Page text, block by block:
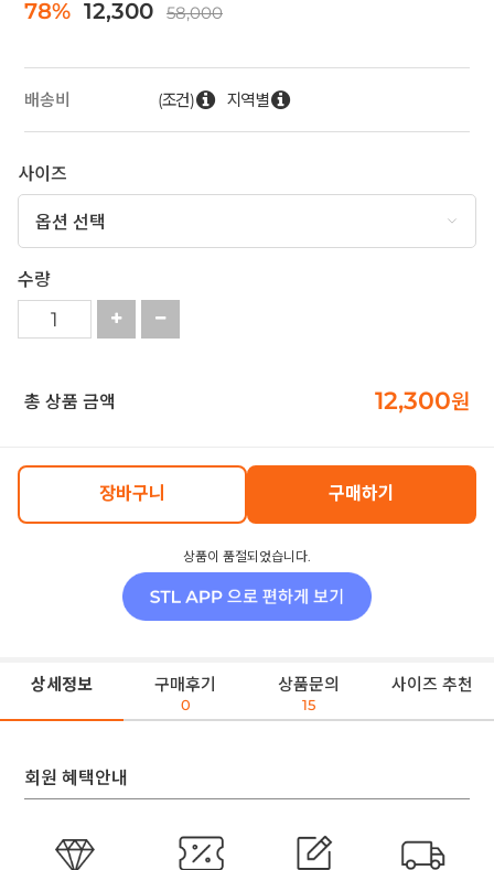
78% 12,300 58,000
배송비 (조건) 지역별
사이즈
수량
총 상품 금액 12,300원
장바구니 구매하기
상품이 품절되었습니다.
상세정보 구매후기
0
상품문의
15
사이즈 추천
회원 혜택안내